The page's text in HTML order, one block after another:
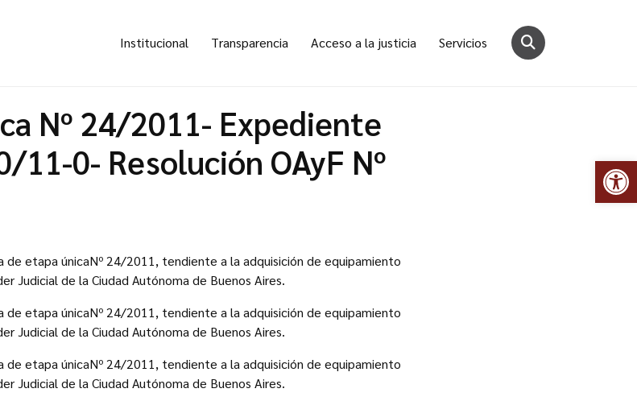
Institucional Transparencia Acceso a la justicia Servicios
Nº 24/2011- Expediente
11-0- Resolución OAyF Nº
de etapa únicaNº 24/2011, tendiente a la adquisición de equipamiento
Judicial de la Ciudad Autónoma de Buenos Aires.
de etapa únicaNº 24/2011, tendiente a la adquisición de equipamiento
Judicial de la Ciudad Autónoma de Buenos Aires.
de etapa únicaNº 24/2011, tendiente a la adquisición de equipamiento
Judicial de la Ciudad Autónoma de Buenos Aires.